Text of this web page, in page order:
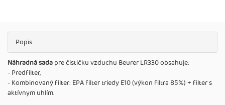
Popis
Náhradná sadapre čističku vzduchu Beurer LR330 obsahuje:
- Predfilter,
- Kombinovaný filter: EPA filter triedy E10 (výkon filtra 85%) + filter s
aktívnym uhlím.